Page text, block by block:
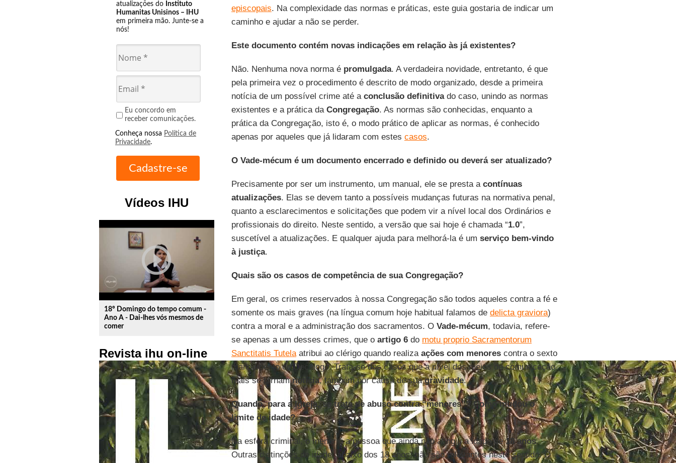
atualizações do Instituto
Humanitas Unisinos – IHU
em primeira mão. Junte-se a
nós!
Eu concordo em
receber comunicações.
Conheça nossa Política de
Privacidade.
Vídeos IHU
play_circle_outline
18º Domingo do tempo comum -
Ano A - Dai-lhes vós mesmos de
comer
Revista ihu on-line
episcopais. Na complexidade das normas e práticas, este guia gostaria de indicar um
caminho e ajudar a não se perder.
Este documento contém novas indicações em relação às já existentes?
Não. Nenhuma nova norma é promulgada. A verdadeira novidade, entretanto, é que
pela primeira vez o procedimento é descrito de modo organizado, desde a primeira
notícia de um possível crime até a conclusão definitivado caso, unindo as normas
existentes e a prática da Congregação. As normas são conhecidas, enquanto a
prática da Congregação, isto é, o modo prático de aplicar as normas, é conhecido
apenas por aqueles que já lidaram com estes casos.
O Vade-mécum é um documento encerrado e definido ou deverá ser atualizado?
Precisamente por ser um instrumento, um manual, ele se presta a contínuas
atualizações. Elas se devem tanto a possíveis mudanças futuras na normativa penal,
quanto a esclarecimentos e solicitações que podem vir a nível local dos Ordinários e
profissionais do direito. Neste sentido, a versão que sai hoje é chamada “1.0”,
suscetível a atualizações. E qualquer ajuda para melhorá-la é um serviço bem-vindo
à justiça.
Quais são os casos de competência de sua Congregação?
Em geral, os crimes reservados à nossa Congregação são todos aqueles contra a fé e
somente os mais graves (na língua comum hoje habitual falamos de delicta graviora)
contra a moral e a administração dos sacramentos. O Vade-mécum, todavia, refere-
se apenas a um desses crimes, que o artigo 6do motu proprio Sacramentorum
Sanctitatis Tutelaatribui ao clérigo quando realiza ações com menorescontra o sexto
mandamento do Decálogo. Trata-se dos casos que a nível dos meios de comunicação
mais se tornamnotícia, também por causa de suagravidade.
Quando, para a Igreja, se trata de abuso contra “menores”? Como mudou o
limite de idade?
Na esfera criminal, o menor é a pessoa que ainda não atingiu a idade de18 anos.
Outras distinções de idade, abaixo dos 18 anos, não são relevantes neste sentido. O